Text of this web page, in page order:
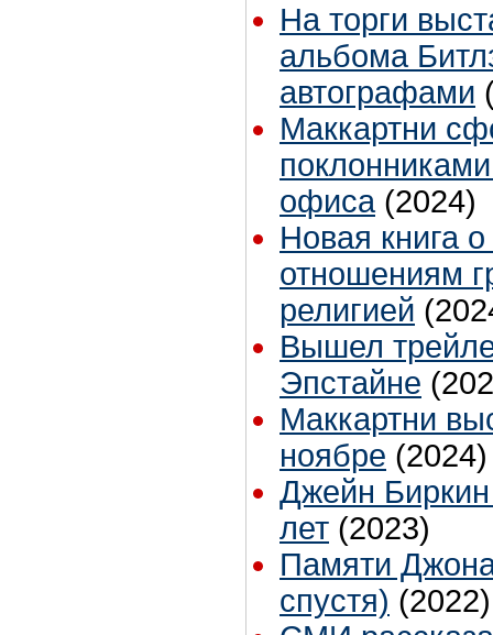
На торги
альбома
автографами
Маккартни
офиса (2024)
Новая книга
отношениям
религией
Вышел
Эпстайне
Маккартни
ноябре (2024)
Джейн
лет (2023)
Памяти
спустя) (2022)